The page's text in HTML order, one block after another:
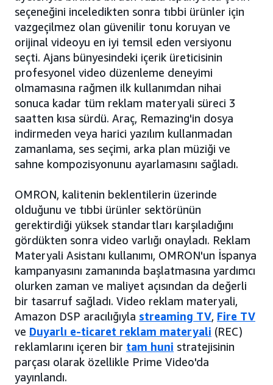
seçeneğini inceledikten sonra tıbbi ürünler için
vazgeçilmez olan güvenilir tonu koruyan ve
orijinal videoyu en iyi temsil eden versiyonu
seçti. Ajans bünyesindeki içerik üreticisinin
profesyonel video düzenleme deneyimi
olmamasına rağmen ilk kullanımdan nihai
sonuca kadar tüm reklam materyali süreci 3
saatten kısa sürdü. Araç, Remazing'in dosya
indirmeden veya harici yazılım kullanmadan
zamanlama, ses seçimi, arka plan müziği ve
sahne kompozisyonunu ayarlamasını sağladı.
OMRON, kalitenin beklentilerin üzerinde
olduğunu ve tıbbi ürünler sektörünün
gerektirdiği yüksek standartları karşıladığını
gördükten sonra video varlığı onayladı. Reklam
Materyali Asistanı kullanımı, OMRON'un İspanya
kampanyasını zamanında başlatmasına yardımcı
olurken zaman ve maliyet açısından da değerli
bir tasarruf sağladı. Video reklam materyali,
Amazon DSP aracılığıyla streaming TV, Fire TV
ve Duyarlı e-ticaret reklam materyali (REC)
reklamlarını içeren bir tam huni stratejisinin
parçası olarak özellikle Prime Video'da
yayınlandı.